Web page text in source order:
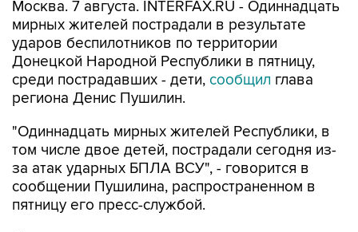
ударов беспилотников по территории
Донецкой Народной Республики в пятницу,
среди пострадавших - дети,сообщилглава
региона Денис Пушилин.
"Одиннадцать мирных жителей Республики, в
за атак ударных БПЛА ВСУ", - говорится в
сообщении Пушилина, распространенном в
пятницу его пресс-службой.
Он уточнил, что в результате этих атак также